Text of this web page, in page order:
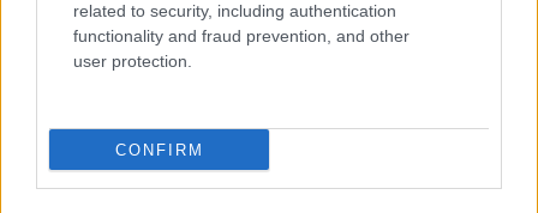
related to security, including authentication
functionality and fraud prevention, and other
user protection.
CONFIRM
LEGOLVASOTTABB